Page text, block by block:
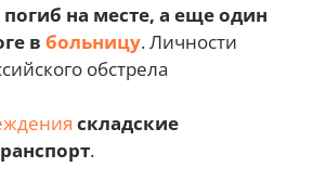
на месте, а еще один
в больницу. Личности
обстрела
складские
.